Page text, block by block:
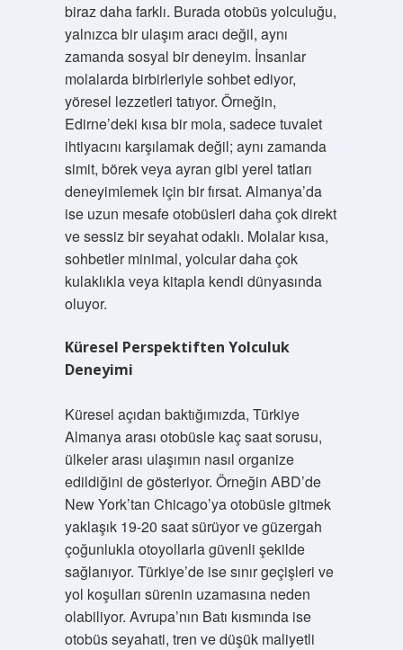
biraz daha farklı. Burada otobüs yolculuğu,
yalnızca bir ulaşım aracı değil, aynı
zamanda sosyal bir deneyim. İnsanlar
molalarda birbirleriyle sohbet ediyor,
yöresel lezzetleri tatıyor. Örneğin,
Edirne’deki kısa bir mola, sadece tuvalet
ihtiyacını karşılamak değil; aynı zamanda
simit, börek veya ayran gibi yerel tatları
deneyimlemek için bir fırsat. Almanya’da
ise uzun mesafe otobüsleri daha çok direkt
ve sessiz bir seyahat odaklı. Molalar kısa,
sohbetler minimal, yolcular daha çok
kulaklıkla veya kitapla kendi dünyasında
oluyor.
Küresel Perspektiften Yolculuk
Deneyimi
Küresel açıdan baktığımızda, Türkiye
Almanya arası otobüsle kaç saat sorusu,
ülkeler arası ulaşımın nasıl organize
edildiğini de gösteriyor. Örneğin ABD’de
New York’tan Chicago’ya otobüsle gitmek
yaklaşık 19-20 saat sürüyor ve güzergah
çoğunlukla otoyollarla güvenli şekilde
sağlanıyor. Türkiye’de ise sınır geçişleri ve
yol koşulları sürenin uzamasına neden
olabiliyor. Avrupa’nın Batı kısmında ise
otobüs seyahati, tren ve düşük maliyetli